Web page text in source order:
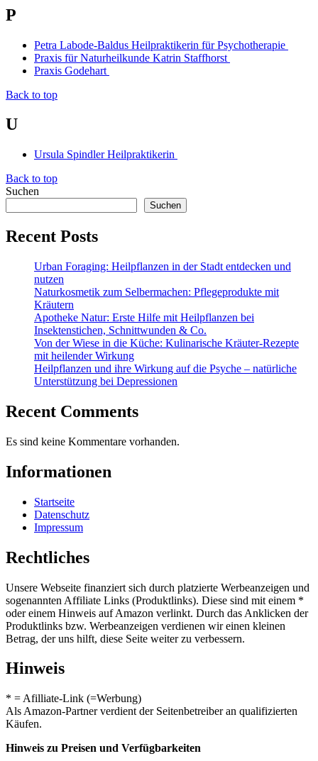
P
Petra Labode-Baldus Heilpraktikerin für Psychotherapie
Praxis für Naturheilkunde Katrin Staffhorst
Praxis Godehart
Back to top
U
Ursula Spindler Heilpraktikerin
Back to top
Suchen
Suchen
Recent Posts
Urban Foraging: Heilpflanzen in der Stadt entdecken und
nutzen
Naturkosmetik zum Selbermachen: Pflegeprodukte mit
Kräutern
Apotheke Natur: Erste Hilfe mit Heilpflanzen bei
Insektenstichen, Schnittwunden & Co.
Von der Wiese in die Küche: Kulinarische Kräuter-Rezepte
mit heilender Wirkung
Heilpflanzen und ihre Wirkung auf die Psyche – natürliche
Unterstützung bei Depressionen
Recent Comments
Es sind keine Kommentare vorhanden.
Informationen
Startseite
Datenschutz
Impressum
Rechtliches
Unsere Webseite finanziert sich durch platzierte Werbeanzeigen und
sogenannten Affiliate Links (Produktlinks). Diese sind mit einem *
oder einem Hinweis auf Amazon verlinkt. Durch das Anklicken der
Produktlinks bzw. Werbeanzeigen verdienen wir einen kleinen
Betrag, der uns hilft, diese Seite weiter zu verbessern.
Hinweis
* = Afilliate-Link (=Werbung)
Als Amazon-Partner verdient der Seitenbetreiber an qualifizierten
Käufen.
Hinweis zu Preisen und Verfügbarkeiten